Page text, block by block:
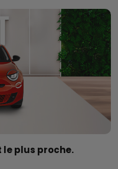
le plus proche.